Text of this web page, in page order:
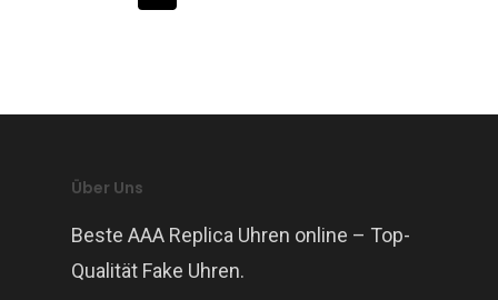
Über Uns
Beste AAA Replica Uhren online – Top-
Qualität Fake Uhren.